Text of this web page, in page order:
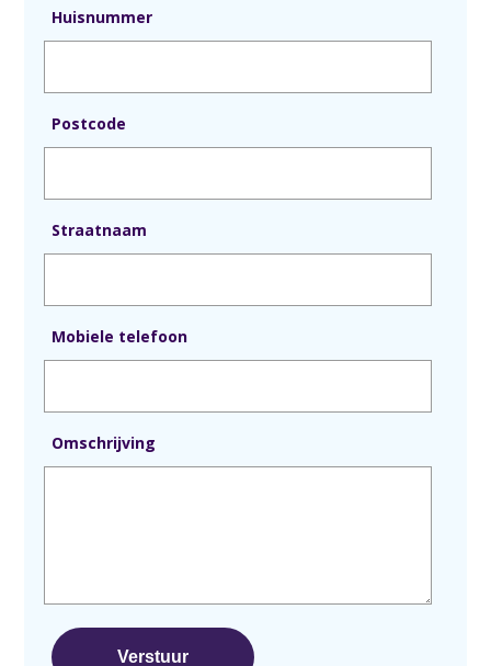
Huisnummer
Postcode
Straatnaam
Mobiele telefoon
Omschrijving